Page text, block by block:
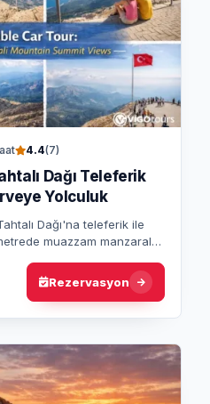
4.4(7)
Dağı Teleferik
Yolculuk
Dağı'na teleferik ile
muazzam manzaralar
ve harika…Rezervasyon